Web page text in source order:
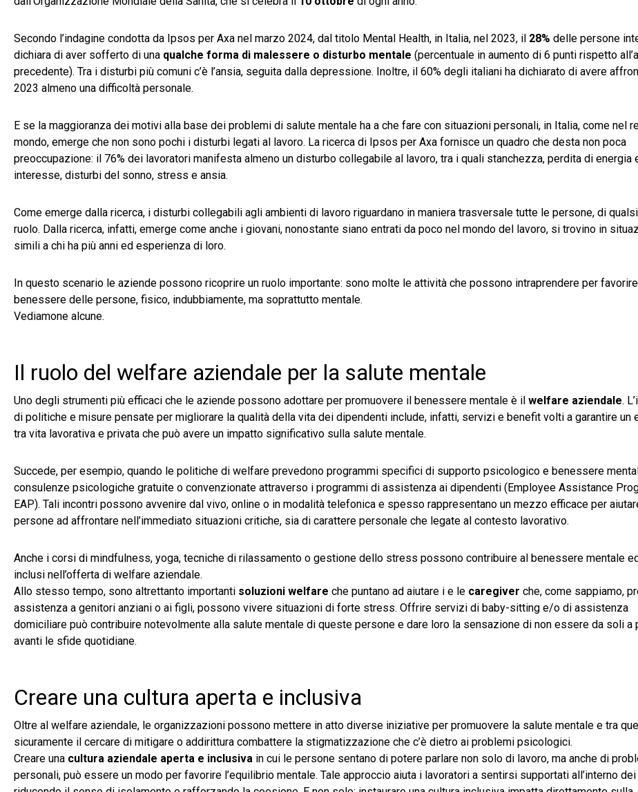
Secondo l’indagine condotta da Ipsos per Axa nel marzo 2024, dal titolo Mental Health, in Italia, nel 2023, il 28% delle persone
dichiara di aver sofferto di una qualche forma di malessere o disturbo mentale (percentuale in aumento di 6 punti rispetto
precedente). Tra i disturbi più comuni c’è l’ansia, seguita dalla depressione. Inoltre, il 60% degli italiani ha dichiarato di avere
2023 almeno una difficoltà personale.
E se la maggioranza dei motivi alla base dei problemi di salute mentale ha a che fare con situazioni personali, in Italia, come nel
mondo, emerge che non sono pochi i disturbi legati al lavoro. La ricerca di Ipsos per Axa fornisce un quadro che desta non poca
preoccupazione: il 76% dei lavoratori manifesta almeno un disturbo collegabile al lavoro, tra i quali stanchezza, perdita di energia
interesse, disturbi del sonno, stress e ansia.
Come emerge dalla ricerca, i disturbi collegabili agli ambienti di lavoro riguardano in maniera trasversale tutte le persone, di
ruolo. Dalla ricerca, infatti, emerge come anche i giovani, nonostante siano entrati da poco nel mondo del lavoro, si trovino in
simili a chi ha più anni ed esperienza di loro.
In questo scenario le aziende possono ricoprire un ruolo importante: sono molte le attività che possono intraprendere per favorire
benessere delle persone, fisico, indubbiamente, ma soprattutto mentale.
Vediamone alcune.
Il ruolo del welfare aziendale per la salute mentale
Uno degli strumenti più efficaci che le aziende possono adottare per promuovere il benessere mentale è il welfare aziendale.
di politiche e misure pensate per migliorare la qualità della vita dei dipendenti include, infatti, servizi e benefit volti a garantire un
tra vita lavorativa e privata che può avere un impatto significativo sulla salute mentale.
Succede, per esempio, quando le politiche di welfare prevedono programmi specifici di supporto psicologico e benessere
consulenze psicologiche gratuite o convenzionate attraverso i programmi di assistenza ai dipendenti (Employee Assistance
EAP). Tali incontri possono avvenire dal vivo, online o in modalità telefonica e spesso rappresentano un mezzo efficace per
persone ad affrontare nell’immediato situazioni critiche, sia di carattere personale che legate al contesto lavorativo.
Anche i corsi di mindfulness, yoga, tecniche di rilassamento o gestione dello stress possono contribuire al benessere mentale
inclusi nell’offerta di welfare aziendale.
Allo stesso tempo, sono altrettanto importanti soluzioni welfare che puntano ad aiutare i e le caregiver che, come sappiamo,
assistenza a genitori anziani o ai figli, possono vivere situazioni di forte stress. Offrire servizi di baby-sitting e/o di assistenza
domiciliare può contribuire notevolmente alla salute mentale di queste persone e dare loro la sensazione di non essere da soli a
avanti le sfide quotidiane.
Creare una cultura aperta e inclusiva
Oltre al welfare aziendale, le organizzazioni possono mettere in atto diverse iniziative per promuovere la salute mentale e tra
sicuramente il cercare di mitigare o addirittura combattere la stigmatizzazione che c’è dietro ai problemi psicologici.
Creare una cultura aziendale aperta e inclusiva in cui le persone sentano di potere parlare non solo di lavoro, ma anche di
personali, può essere un modo per favorire l’equilibrio mentale. Tale approccio aiuta i lavoratori a sentirsi supportati all’interno dei